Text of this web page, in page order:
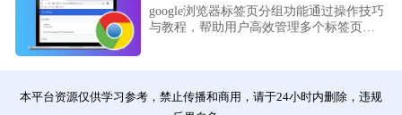
google浏览器标签页分组功能通过操作技巧
与教程，帮助用户高效管理多个标签页，
本平台资源仅供学习参考，禁止传播和商用，请于24小时内删除，违规